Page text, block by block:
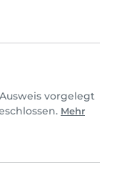
vorgelegt
Mehr